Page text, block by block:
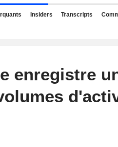
Insiders Transcripts
enregistre